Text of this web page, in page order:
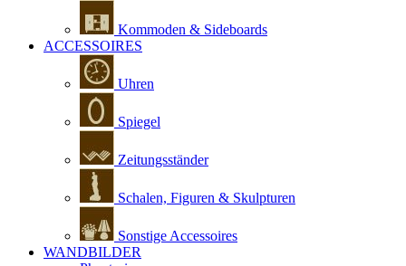
Kommoden & Sideboards
ACCESSOIRES
Uhren
Spiegel
Zeitungsständer
Schalen, Figuren & Skulpturen
Sonstige Accessoires
WANDBILDER